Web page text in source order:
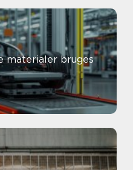
materialer bruges